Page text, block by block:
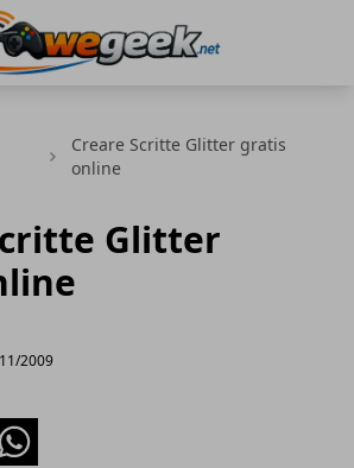
Creare Scritte Glitter gratis
online
Glitter
2009
Whatsapp